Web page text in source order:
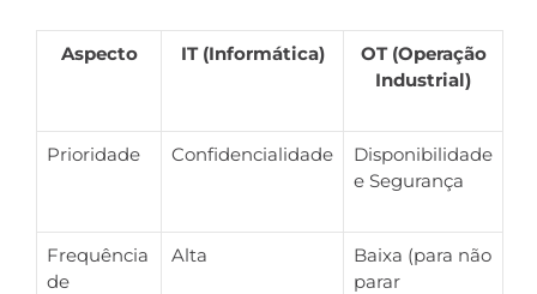
Aspecto IT (Informática)
OT (Operação
Industrial)
Prioridade Confidencialidade
Disponibilidade
e Segurança
Frequência
de
Alta
Baixa (para não
parar